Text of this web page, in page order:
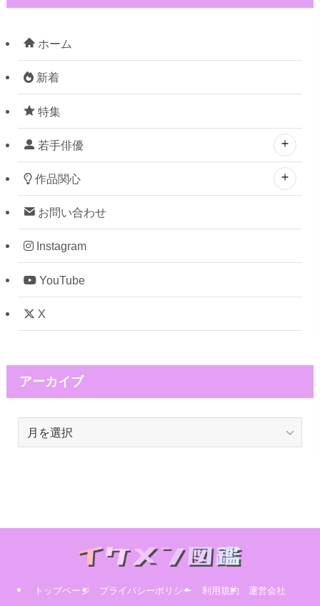
ホーム
新着
特集
若手俳優
作品関心
お問い合わせ
Instagram
YouTube
X
アーカイブ
トップページ プライバシーポリシー 利用規約 運営会社